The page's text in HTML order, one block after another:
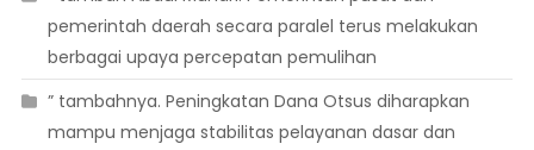
pemerintah daerah secara paralel terus melakukan
berbagai upaya percepatan pemulihan
” tambahnya. Peningkatan Dana Otsus diharapkan
mampu menjaga stabilitas pelayanan dasar dan